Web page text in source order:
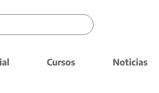
Cursos Noticias